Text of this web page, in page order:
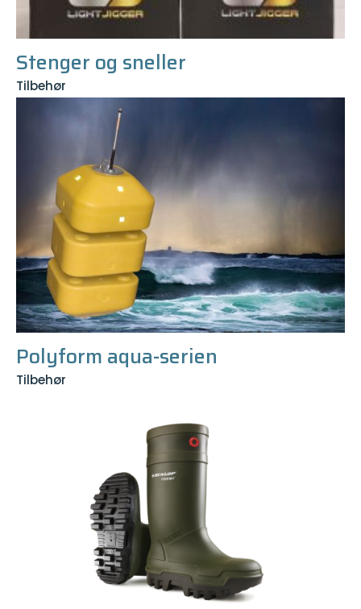
Stenger og sneller
Tilbehør
Polyform aqua-serien
Tilbehør